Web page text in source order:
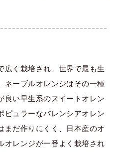
広く栽培され、世界で最も生
ネーブルオレンジはその一種
良い早生系のスイートオレン
ピュラーなバレンシアオレン
まだ作りにくく、日本産のオ
オレンジが一番よく栽培され